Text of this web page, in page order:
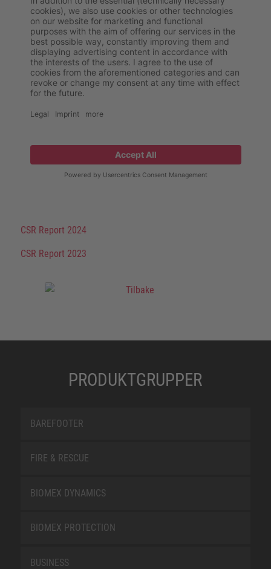
CSR Report 2024
CSR Report 2023
PRODUKTGRUPPER
BAREFOOTER
FIRE & RESCUE
BIOMEX DYNAMICS
BIOMEX PROTECTION
BUSINESS